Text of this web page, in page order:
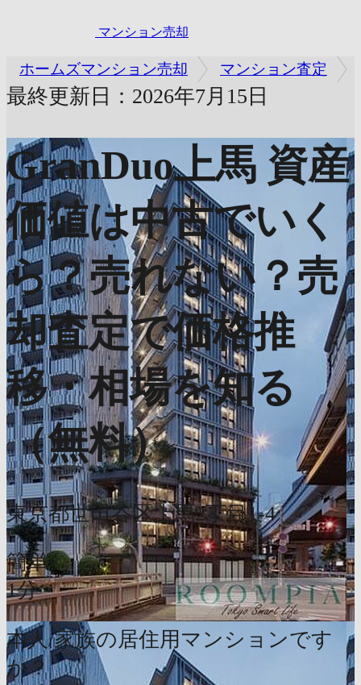
マンション売却
ホームズマンション売却 マンション査定
最終更新日：2026年7月15日
GranDuo上馬 資産
価値は中古でいく
ら？売れない？売
却査定で価格推
移・相場を知る
（無料）
東京都世田谷区上馬2丁目1-4
簡単
1分
本人/家族の居住用マンションです
か？